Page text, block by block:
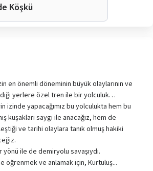
Köşkü
en önemli döneminin büyük olaylarının ve
yerlere özel tren ile bir yolculuk…
izinde yapacağımız bu yolculukta hem bu
kuşakları saygı ile anacağız, hem de
ve tarihi olaylara tanık olmuş hakiki
yönü ile de demiryolu savaşıydı.
öğrenmek ve anlamak için, Kurtuluş...